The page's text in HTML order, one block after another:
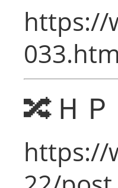
https://
🔀Ｈ
https://